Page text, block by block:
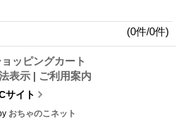
(0件/0件)
ッピングカート
表示 | ご利用案内
サイト
おちゃのこネット